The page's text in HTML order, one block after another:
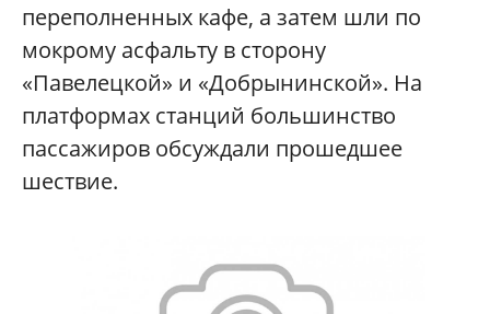
переполненных кафе, а затем шли по
мокрому асфальту в сторону
«Павелецкой» и «Добрынинской». На
платформах станций большинство
пассажиров обсуждали прошедшее
шествие.